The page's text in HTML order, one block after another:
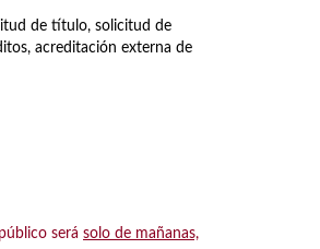
de título, solicitud de
acreditación externa de
será solo de mañanas,